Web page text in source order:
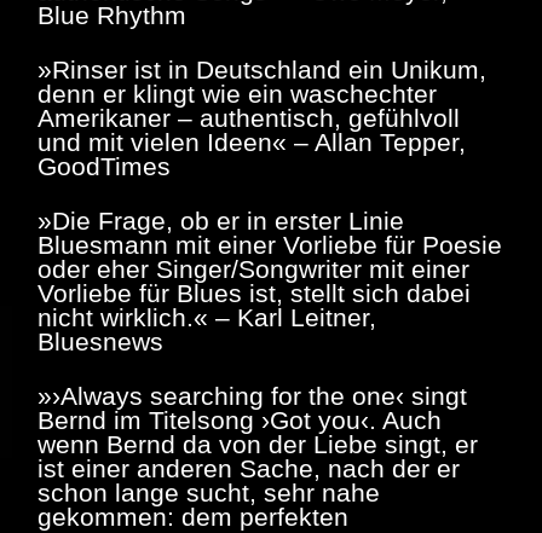
Blue Rhythm
»Rinser ist in Deutschland ein Unikum,
denn er klingt wie ein waschechter
Amerikaner – authentisch, gefühlvoll
und mit vielen Ideen« – Allan Tepper,
GoodTimes
»Die Frage, ob er in erster Linie
Bluesmann mit einer Vorliebe für Poesie
oder eher Singer/Songwriter mit einer
Vorliebe für Blues ist, stellt sich dabei
nicht wirklich.« – Karl Leitner,
Bluesnews
»›Always searching for the one‹ singt
Bernd im Titelsong ›Got you‹. Auch
wenn Bernd da von der Liebe singt, er
ist einer anderen Sache, nach der er
schon lange sucht, sehr nahe
gekommen: dem perfekten